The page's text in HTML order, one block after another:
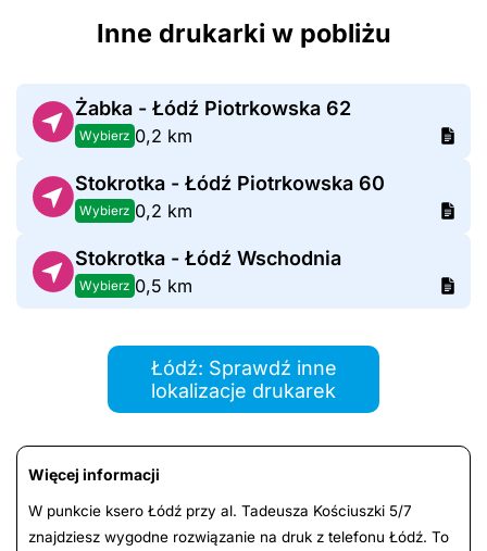
Inne drukarki w pobliżu
Żabka - Łódź Piotrkowska 62
Wybierz 0,2 km
Stokrotka - Łódź Piotrkowska 60
Wybierz 0,2 km
Stokrotka - Łódź Wschodnia
Wybierz 0,5 km
Łódź: Sprawdź inne
lokalizacje drukarek
Więcej informacji
W punkcie ksero Łódź przy al. Tadeusza Kościuszki 5/7
znajdziesz wygodne rozwiązanie na druk z telefonu Łódź. To